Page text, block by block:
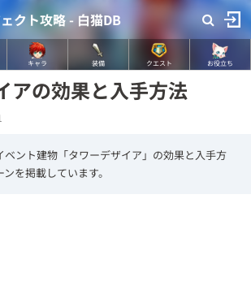
クト攻略 - 白猫DB
キャラ 装備 クエスト お役立ち
アの効果と入手方法
ベント建物「タワーデザイア」の効果と入手方
を掲載しています。